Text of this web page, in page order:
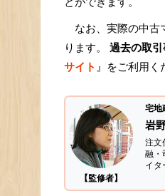
なお、実際の中古
ります。 過去の取
サイト 』をご利用く
【監修者】
宅地
岩
注文
融・
イタ